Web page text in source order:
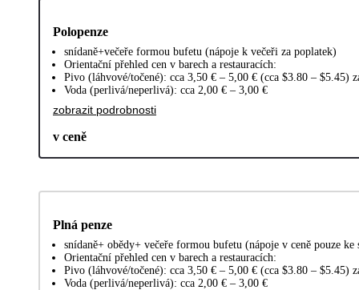
Polopenze
snídaně+večeře formou bufetu (nápoje k večeři za poplatek)
Orientační přehled cen v barech a restauracích:
Pivo (láhvové/točené): cca 3,50 € – 5,00 € (cca $3.80 – $5.45)
Voda (perlivá/neperlivá): cca 2,00 € – 3,00 €
zobrazit podrobnosti
v ceně
Plná penze
snídaně+ obědy+ večeře formou bufetu (nápoje v ceně pouze ke
Orientační přehled cen v barech a restauracích:
Pivo (láhvové/točené): cca 3,50 € – 5,00 € (cca $3.80 – $5.45)
Voda (perlivá/neperlivá): cca 2,00 € – 3,00 €